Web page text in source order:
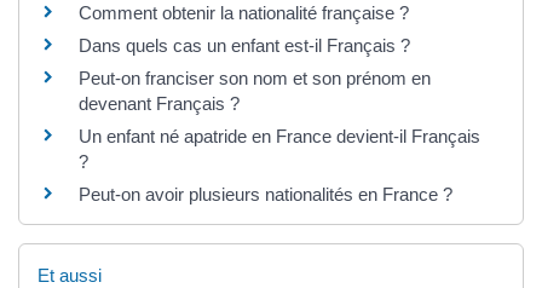
Comment obtenir la nationalité française ?
Dans quels cas un enfant est-il Français ?
Peut-on franciser son nom et son prénom en
devenant Français ?
Un enfant né apatride en France devient-il Français
?
Peut-on avoir plusieurs nationalités en France ?
Et aussi